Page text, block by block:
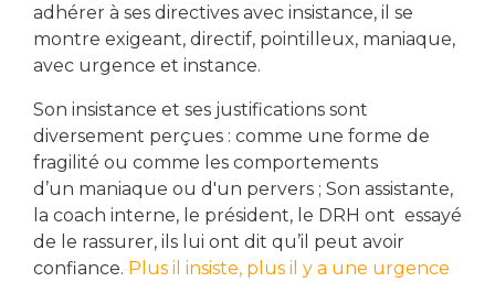
adhérer à ses directives avec insistance, il se
montre exigeant, directif, pointilleux, maniaque,
avec urgence et instance.
Son insistance et ses justifications sont
diversement perçues : comme une forme de
fragilité ou comme les comportements
d’un maniaque ou d'un pervers ; Son assistante,
la coach interne, le président, le DRH ont essayé
de le rassurer, ils lui ont dit qu’il peut avoir
confiance. Plus il insiste, plus il y a une urgence